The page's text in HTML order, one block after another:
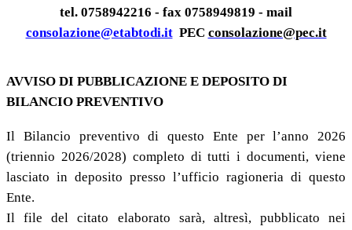
tel. 0758942216 - fax 0758949819 - mail
consolazione@etabtodi.itPEC consolazione@pec.it
AVVISO DI PUBBLICAZIONE E DEPOSITO DI
BILANCIO PREVENTIVO
Il Bilancio preventivo di questo Ente per l’anno 2026
(triennio 2026/2028) completo di tutti i documenti, viene
lasciato in deposito presso l’ufficio ragioneria di questo
Ente.
Il file del citato elaborato sarà, altresì, pubblicato nei